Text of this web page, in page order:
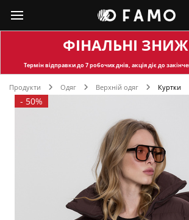
ФІНАЛЬНІ
Термін відправкидо 7 робочих днів, акція діє до
Продукти Одяг Верхній одяг Куртки
- 50%